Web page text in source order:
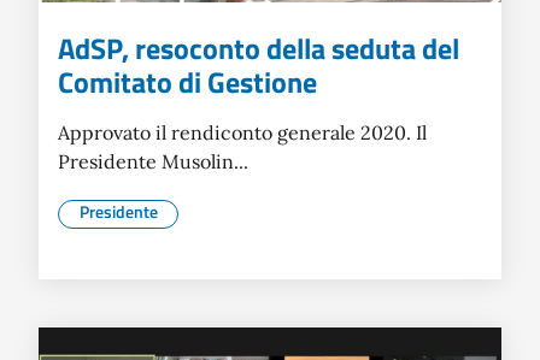
AdSP, resoconto della seduta del
Comitato di Gestione
Approvato il rendiconto generale 2020. Il
Presidente Musolin...
Presidente